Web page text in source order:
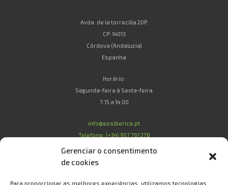
Gerenciar o consentimento
de cookies
Para proporcionar as melhores experiências, utilizamos tecnologias
Avda. de la torrecilla 20P.
CP: 14013
Córdova (Andaluzia)
Espanha
Horário:
Segunda-feira à Sexta-feira
7:15 a 14:00
info@eosiberica.pt
Telefone: (+34) 957 761 276